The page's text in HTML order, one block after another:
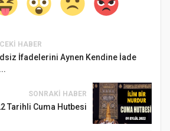
HABER
İfadelerini Aynen Kendine İade
SONRAKI HABER
Tarihli Cuma Hutbesi